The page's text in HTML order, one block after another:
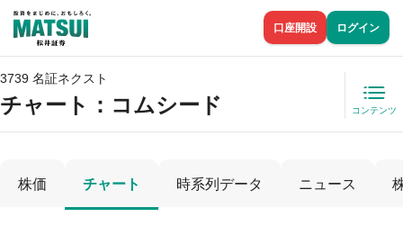
口座開設 ログイン
3739 名証ネクスト
チャート： コムシード コンテンツ
株価 チャート 時系列データ ニュース